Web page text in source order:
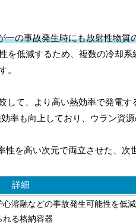
一の事故発生時にも放射性物
を低減するため、複数の冷却
。
して、より高い熱効率で発電す
率も向上しており、ウラン資
性を高い次元で両立させた、次
詳細
溶融などの事故発生可能性を低減
れる格納容器